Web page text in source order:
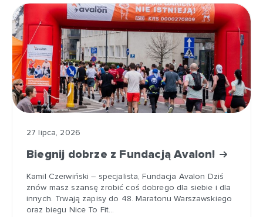
27 lipca, 2026
Biegnij dobrze z Fundacją Avalon!
Kamil Czerwiński – specjalista, Fundacja Avalon Dziś
znów masz szansę zrobić coś dobrego dla siebie i dla
innych. Trwają zapisy do 48. Maratonu Warszawskiego
oraz biegu Nice To Fit…